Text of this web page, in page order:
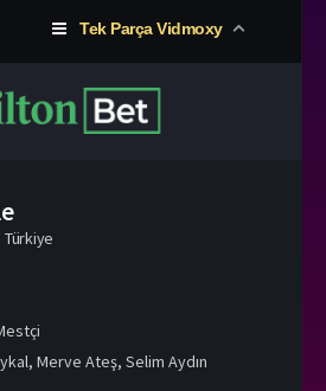
Tek Parça Vidmoxy
Türkiye
, Merve Ateş, Selim Aydın